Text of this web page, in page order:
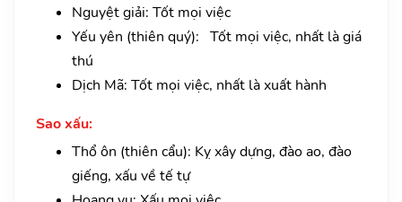
Nguyệt giải: Tốt mọi việc
Yếu yên (thiên quý): Tốt mọi việc, nhất là giá
thú
Dịch Mã: Tốt mọi việc, nhất là xuất hành
Sao xấu:
Thổ ôn (thiên cẩu): Kỵ xây dựng, đào ao, đào
giếng, xấu về tế tự